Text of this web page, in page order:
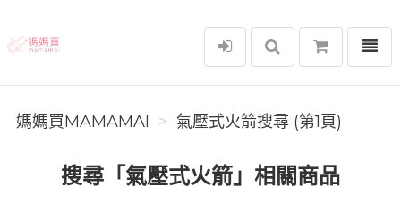
媽媽買MAMAMAI
選單
媽媽買MAMAMAI 氣壓式火箭搜尋 (第1頁)
搜尋「氣壓式火箭」相關商品